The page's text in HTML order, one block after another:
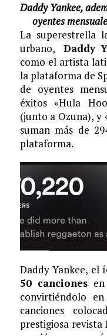
Daddy Yankee,
oyentes
La superestrella
urbano,Daddy
como el artista
la plataforma de
de oyentes
éxitos «Hula
(junto a Ozuna), y
suman más de
plataforma.
Daddy Yankee, el
50 canciones
convirtiéndolo
canciones
prestigiosa revista